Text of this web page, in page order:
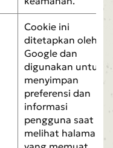
Cookie ini
ditetapkan oleh
Google dan
digunakan untuk
menyimpan
preferensi dan
informasi
pengguna saat
melihat halaman